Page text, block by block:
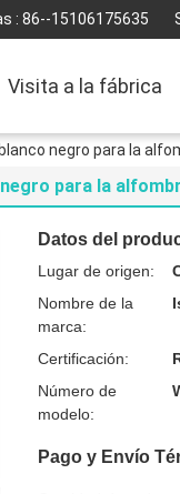
: 86--15106175635
Visita a la fábrica
negro para la
para la
Datos del
Lugar de origen:
Nombre de la
marca:
Certificación:
Número de
modelo:
Pago y Envío